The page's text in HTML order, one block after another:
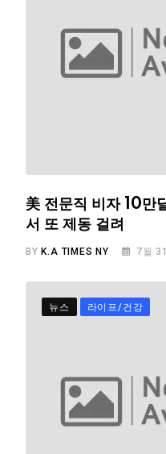
美 전문직 비자 10만
서 또 제동 걸려
BY K.A TIMES NY 7월
뉴스 라이프/건강